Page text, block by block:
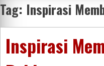
Tag: Inspirasi
Inspirasi